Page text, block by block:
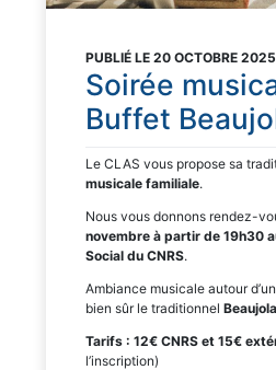
PUBLIÉ LE 20 OCTOBRE 2025
Soirée
Buffet
Le CLAS vous propose sa
musicale familiale.
Nous vous donnons rendez-
novembre à partir de 19h30
Social du CNRS.
Ambiance musicale autour d’un
bien sûr le traditionnel
Tarifs : 12€ CNRS et 15€
l’inscription)